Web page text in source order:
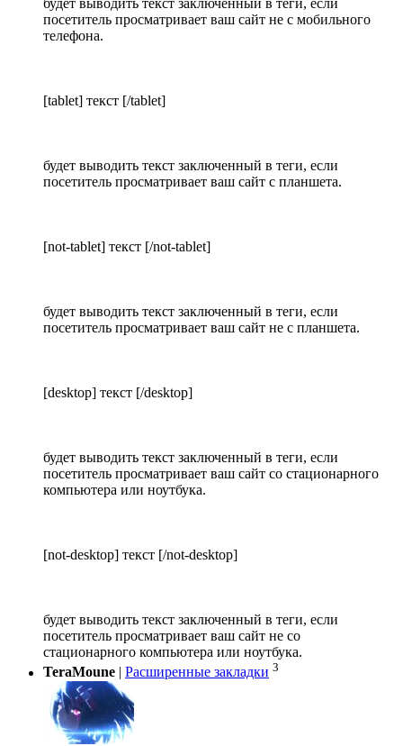
будет выводить текст заключенный в теги, если
посетитель просматривает ваш сайт не с мобильного
телефона.
[tablet] текст [/tablet]
будет выводить текст заключенный в теги, если
посетитель просматривает ваш сайт с планшета.
[not-tablet] текст [/not-tablet]
будет выводить текст заключенный в теги, если
посетитель просматривает ваш сайт не с планшета.
[desktop] текст [/desktop]
будет выводить текст заключенный в теги, если
посетитель просматривает ваш сайт со стационарного
компьютера или ноутбука.
[not-desktop] текст [/not-desktop]
будет выводить текст заключенный в теги, если
посетитель просматривает ваш сайт не со
стационарного компьютера или ноутбука.
TeraMoune
Расширенные закладки 3